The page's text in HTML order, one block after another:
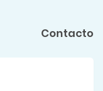
Contacto